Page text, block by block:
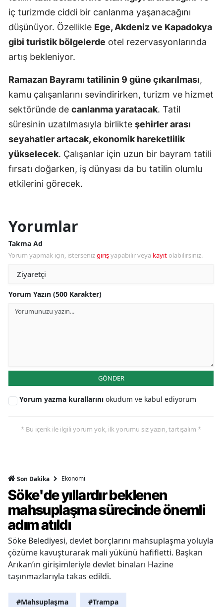
iç turizmde ciddi bir canlanma yaşanacağını
düşünüyor. Özellikle Ege, Akdeniz ve Kapadokya
gibi turistik bölgelerde otel rezervasyonlarında
artış bekleniyor.
Ramazan Bayramı tatilinin 9 güne çıkarılması,
kamu çalışanlarını sevindirirken, turizm ve hizmet
sektöründe de canlanma yaratacak. Tatil
süresinin uzatılmasıyla birlikte şehirler arası
seyahatler artacak, ekonomik hareketlilik
yükselecek. Çalışanlar için uzun bir bayram tatili
fırsatı doğarken, iş dünyası da bu tatilin olumlu
etkilerini görecek.
Yorumlar
Takma Ad
Yorum yapmak için, istersenizgirişyapabilir veya kayıt olabilirsiniz.
Yorum Yazın (500 Karakter)
GÖNDER
Yorum yazma kurallarını okudum ve kabul ediyorum
* Bu içerik ile ilgili yorum yok, ilk yorumu siz yazın, tartışalım *
Son Dakika Ekonomi
Söke'de yıllardır beklenen
mahsuplaşma sürecinde önemli
adım atıldı
Söke Belediyesi, devlet borçlarını mahsuplaşma yoluyla
çözüme kavuşturarak mali yükünü hafifletti. Başkan
Arıkan’ın girişimleriyle devlet binaları Hazine
taşınmazlarıyla takas edildi.
#Mahsuplaşma #Trampa